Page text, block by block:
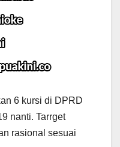
6 kursi di DPRD
nanti. Tarrget
rasional sesuai